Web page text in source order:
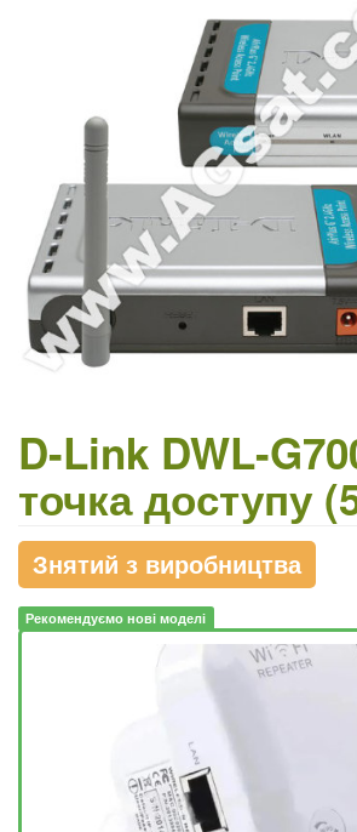
D-Link DWL-
точка доступу
Знятий з виробництва
Рекомендуємо нові моделі